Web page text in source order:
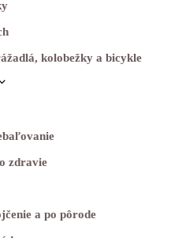
kolobežky a bicykle
zdravie
a po pôrode